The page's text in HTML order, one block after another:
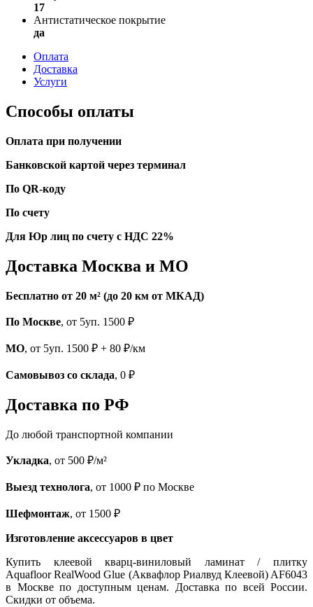
17
Антистатическое покрытие
да
Оплата
Доставка
Услуги
Способы оплаты
Оплата при получении
Банковской картой через терминал
По QR-коду
По счету
Для Юр лиц по счету с НДС 22%
Доставка Москва и МО
Бесплатно от 20 м² (до 20 км от МКАД)
По Москве, от 5уп. 1500 ₽
МО, от 5уп. 1500 ₽ + 80 ₽/км
Самовывоз со склада, 0 ₽
Доставка по РФ
До любой транспортной компании
Укладка, от 500 ₽/м²
Выезд технолога, от 1000 ₽ по Москве
Шефмонтаж, от 1500 ₽
Изготовление аксессуаров в цвет
Купить клеевой кварц-виниловый ламинат / плитку
Aquafloor RealWood Glue (Аквафлор Риалвуд Клеевой) AF6043
в Москве по доступным ценам. Доставка по всей России.
Скидки от объема.